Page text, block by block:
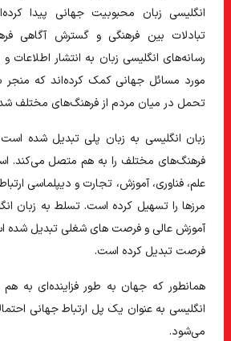
انگلیسی زبان محبوبیت جهانی پیدا
تبادلات بین فرهنگی و گسترش آگاهی
رسانه‌های انگلیسی زبان به انتشار اطلاعات و
مورد مسائل جهانی کمک کرده‌اند که منجر
تحمل در میان مردم از فرهنگ‌های مختلف
زبان انگلیسی به زبان پلی تبدیل شده است
فرهنگ‌های مختلف را به هم متصل می‌کند.
علم، فناوری، آموزش، تجارت و دیپلماسی
مرزها را تسهیل کرده است. تسلط به زبان
آموزش عالی و فرصت های شغلی تبدیل شده
فرصت تبدیل کرده است.
همانطور که جهان به طور فزاینده‌ای به
انگلیسی به عنوان یک پل ارتباط جهانی
می‌شود.